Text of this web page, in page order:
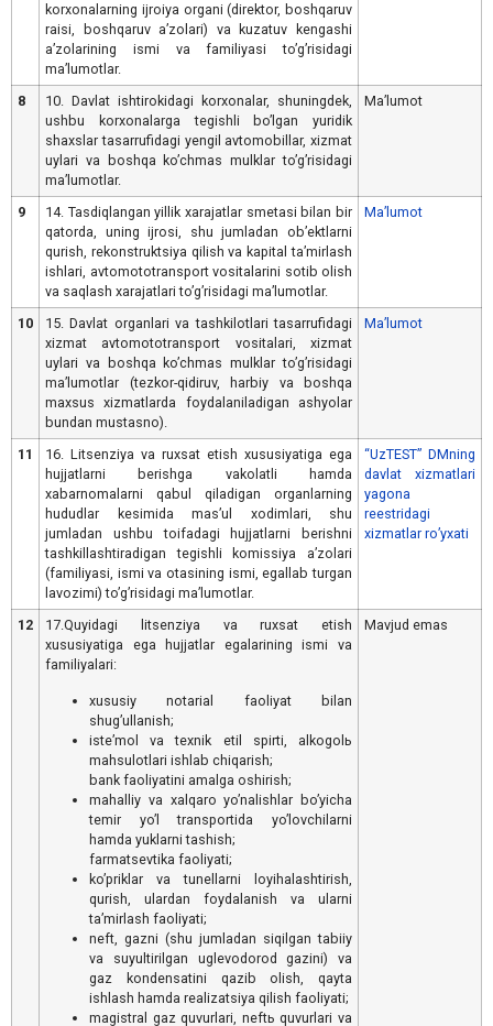
korxonalarning ijroiya organi (direktor, boshqaruv
raisi, boshqaruv aʼzolari) va kuzatuv kengashi
aʼzolarining ismi va familiyasi toʼgʼrisidagi
maʼlumotlar.
8
10. Davlat ishtirokidagi korxonalar, shuningdek,
ushbu korxonalarga tegishli boʼlgan yuridik
shaxslar tasarrufidagi yengil avtomobillar, xizmat
uylari va boshqa koʼchmas mulklar toʼgʼrisidagi
maʼlumotlar.
Maʼlumot
9
14. Tasdiqlangan yillik xarajatlar smetasi bilan bir
qatorda, uning ijrosi, shu jumladan obʼektlarni
qurish, rekonstruktsiya qilish va kapital taʼmirlash
ishlari, avtomototransport vositalarini sotib olish
va saqlash xarajatlari toʼgʼrisidagi maʼlumotlar.
Maʼlumot
10
15. Davlat organlari va tashkilotlari tasarrufidagi
xizmat avtomototransport vositalari, xizmat
uylari va boshqa koʼchmas mulklar toʼgʼrisidagi
maʼlumotlar (tezkor-qidiruv, harbiy va boshqa
maxsus xizmatlarda foydalaniladigan ashyolar
bundan mustasno).
Maʼlumot
11
16. Litsenziya va ruxsat etish xususiyatiga ega
hujjatlarni berishga vakolatli hamda
xabarnomalarni qabul qiladigan organlarning
hududlar kesimida masʼul xodimlari, shu
jumladan ushbu toifadagi hujjatlarni berishni
tashkillashtiradigan tegishli komissiya aʼzolari
(familiyasi, ismi va otasining ismi, egallab turgan
lavozimi) toʼgʼrisidagi maʼlumotlar.
“UzTEST” DMning
davlat xizmatlari
yagona
reestridagi
xizmatlar ro’yxati
12
17.Quyidagi litsenziya va ruxsat etish
xususiyatiga ega hujjatlar egalarining ismi va
familiyalari:
xususiy notarial faoliyat bilan
shugʼullanish;
isteʼmol va texnik etil spirti, alkogolь
mahsulotlari ishlab chiqarish;
bank faoliyatini amalga oshirish;
mahalliy va xalqaro yoʼnalishlar boʼyicha
temir yoʼl transportida yoʼlovchilarni
hamda yuklarni tashish;
farmatsevtika faoliyati;
koʼpriklar va tunellarni loyihalashtirish,
qurish, ulardan foydalanish va ularni
taʼmirlash faoliyati;
neft, gazni (shu jumladan siqilgan tabiiy
va suyultirilgan uglevodorod gazini) va
gaz kondensatini qazib olish, qayta
ishlash hamda realizatsiya qilish faoliyati;
magistral gaz quvurlari, neftь quvurlari va
Mavjud emas